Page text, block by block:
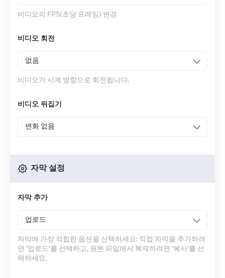
비디오의 FPS(초당 프레임) 변경
비디오 회전
없음
비디오가 시계 방향으로 회전됩니다.
비디오 뒤집기
변화 없음
자막 설정
자막 추가
업로드
자막에 가장 적합한 옵션을 선택하세요: 직접 자막을 추가하려
면 '업로드'를 선택하고, 원본 파일에서 복제하려면 '복사'를 선
택하세요.